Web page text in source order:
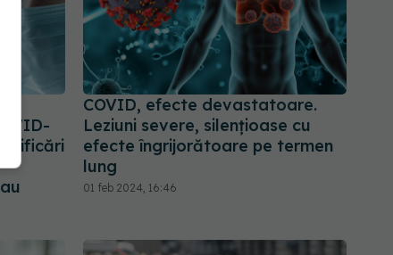
COVID, efecte devastatoare.
Leziuni severe, silențioase cu
efecte îngrijorătoare pe termen
lung
01 feb 2024, 16:46